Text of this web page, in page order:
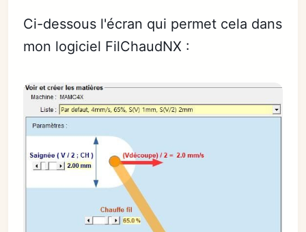
Ci-dessous l'écran qui permet cela dans
mon logiciel FilChaudNX :